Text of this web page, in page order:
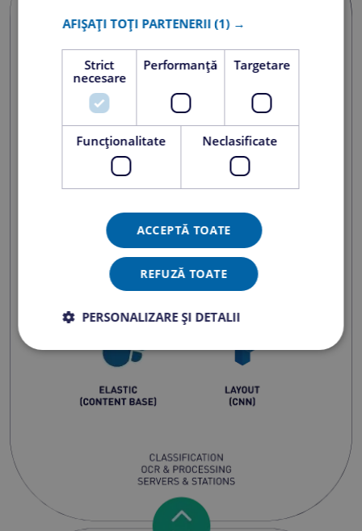
AFIȘAȚI TOȚI PARTENERII(1) →
Strict
necesare
Performanță Targetare
Funcţionalitate Neclasificate
ACCEPTĂ TOATE
REFUZĂ TOATE
PERSONALIZARE ȘI DETALII